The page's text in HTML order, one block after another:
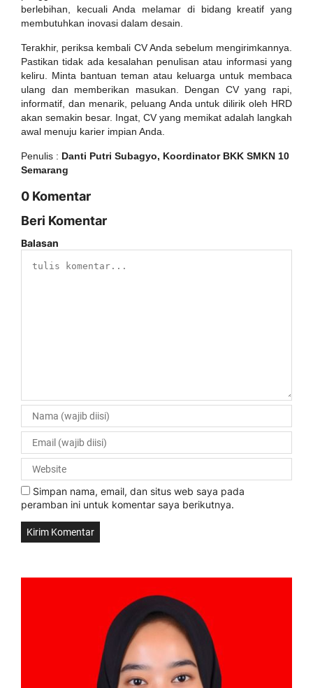
berlebihan, kecuali Anda melamar di bidang kreatif yang
membutuhkan inovasi dalam desain.
Terakhir, periksa kembali CV Anda sebelum mengirimkannya.
Pastikan tidak ada kesalahan penulisan atau informasi yang
keliru. Minta bantuan teman atau keluarga untuk membaca
ulang dan memberikan masukan. Dengan CV yang rapi,
informatif, dan menarik, peluang Anda untuk dilirik oleh HRD
akan semakin besar. Ingat, CV yang memikat adalah langkah
awal menuju karier impian Anda.
Penulis : Danti Putri Subagyo, Koordinator BKK SMKN 10
Semarang
0 Komentar
Beri Komentar
Balasan
Simpan nama, email, dan situs web saya pada
peramban ini untuk komentar saya berikutnya.